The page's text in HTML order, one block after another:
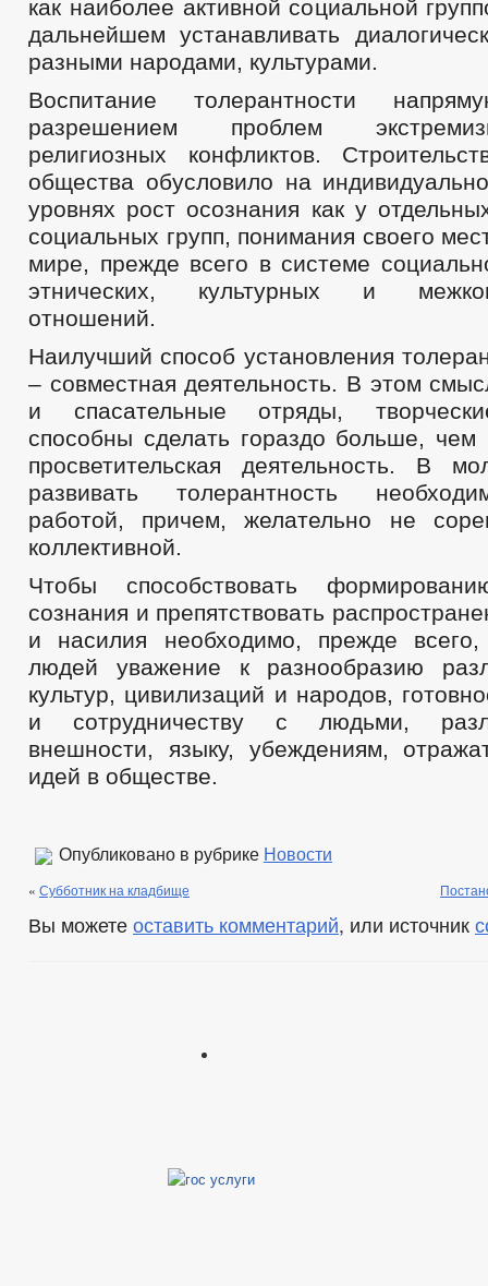
как наиболее активной социальной
дальнейшем устанавливать
разными народами, культурами.
Воспитание толерантности
разрешением проблем
религиозных конфликтов.
общества обусловило на
уровнях рост осознания как у
социальных групп, понимания своего
мире, прежде всего в системе
этнических, культурных и
отношений.
Наилучший способ установления
– совместная деятельность. В этом
и спасательные отряды,
способны сделать гораздо больше,
просветительская деятельность. В
развивать толерантность
работой, причем, желательно не
коллективной.
Чтобы способствовать
сознания и препятствовать
и насилия необходимо, прежде
людей уважение к разнообразию
культур, цивилизаций и народов,
и сотрудничеству с людьми,
внешности, языку, убеждениям,
идей в обществе.
Опубликовано в рубрике Новости
« Субботник на кладбище
Вы можете оставить комментарий, или источник